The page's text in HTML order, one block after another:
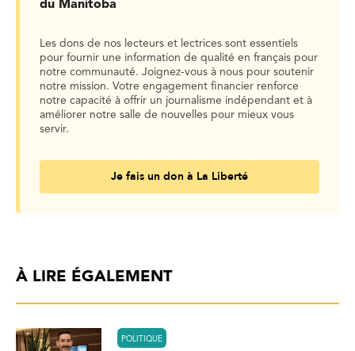
du Manitoba
Les dons de nos lecteurs et lectrices sont essentiels
pour fournir une information de qualité en français pour
notre communauté. Joignez-vous à nous pour soutenir
notre mission. Votre engagement financier renforce
notre capacité à offrir un journalisme indépendant et à
améliorer notre salle de nouvelles pour mieux vous
servir.
Je fais un don à La Liberté
À LIRE ÉGALEMENT
POLITIQUE